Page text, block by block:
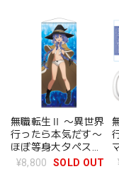
【描き下ろし】
無職転生Ⅱ 〜異世界
行ったら本気だす〜
ほぼ等身大タペスト
リー［ロキシー・ミ
¥8,800 SOLD OUT